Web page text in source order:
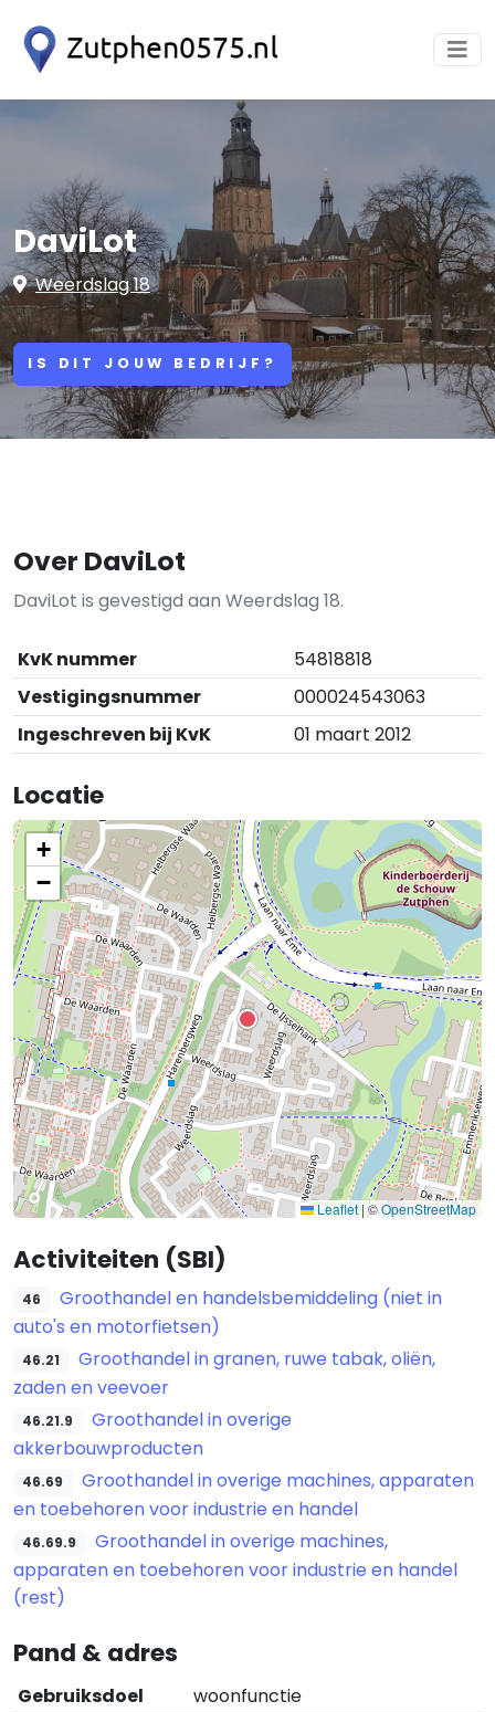
DaviLot
Weerdslag 18
IS DIT JOUW BEDRIJF?
Over DaviLot
DaviLot is gevestigd aan Weerdslag 18.
KvK nummer
54818818
Vestigingsnummer
000024543063
Ingeschreven bij KvK
01 maart 2012
Locatie
+
−
Leaflet | ©OpenStreetMap
Activiteiten (SBI)
46
Groothandel en handelsbemiddeling (niet in
auto's en motorfietsen)
46.21
Groothandel in granen, ruwe tabak, oliën,
zaden en veevoer
46.21.9
Groothandel in overige
akkerbouwproducten
46.69
Groothandel in overige machines, apparaten
en toebehoren voor industrie en handel
46.69.9
Groothandel in overige machines,
apparaten en toebehoren voor industrie en handel
(rest)
Pand & adres
Gebruiksdoel
woonfunctie